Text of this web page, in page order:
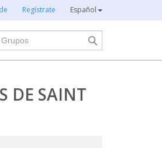
Regístrate Español
DE SAINT